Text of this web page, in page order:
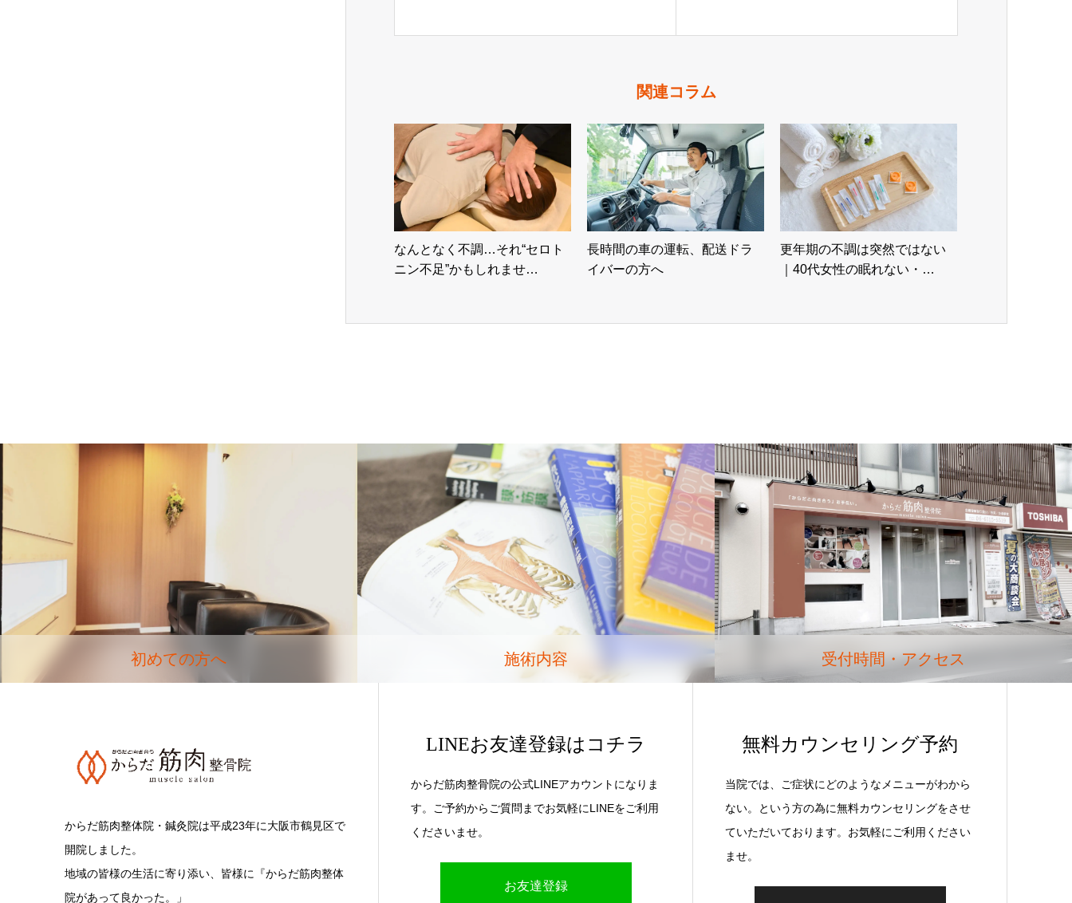
関連コラム
なんとなく不調…それ“セロト
ニン不足”かもしれませ…
長時間の車の運転、配送ドラ
イバーの方へ
更年期の不調は突然ではない
｜40代女性の眠れない・…
初めての方へ 施術内容 受付時間・アクセス
からだ筋肉整体院・鍼灸院は平成23年に大阪市鶴見区で
開院しました。
地域の皆様の生活に寄り添い、皆様に『からだ筋肉整体
院があって良かった。」
LINEお友達登録はコチラ
からだ筋肉整骨院の公式LINEアカウントになりま
す。ご予約からご質問までお気軽にLINEをご利用
くださいませ。
お友達登録
無料カウンセリング予約
当院では、ご症状にどのようなメニューがわから
ない。という方の為に無料カウンセリングをさせ
ていただいております。お気軽にご利用ください
ませ。